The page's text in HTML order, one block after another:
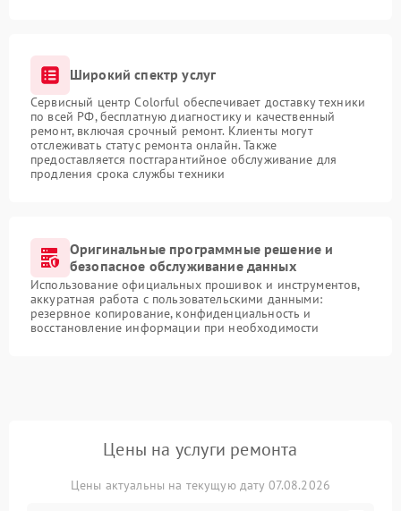
Широкий спектр услуг
Сервисный центр Colorful обеспечивает доставку техники
по всей РФ, бесплатную диагностику и качественный
ремонт, включая срочный ремонт. Клиенты могут
отслеживать статус ремонта онлайн. Также
предоставляется постгарантийное обслуживание для
продления срока службы техники
Оригинальные программные решение и
безопасное обслуживание данных
Использование официальных прошивок и инструментов,
аккуратная работа с пользовательскими данными:
резервное копирование, конфиденциальность и
восстановление информации при необходимости
Цены на услуги ремонта
Цены актуальны на текущую дату 07.08.2026